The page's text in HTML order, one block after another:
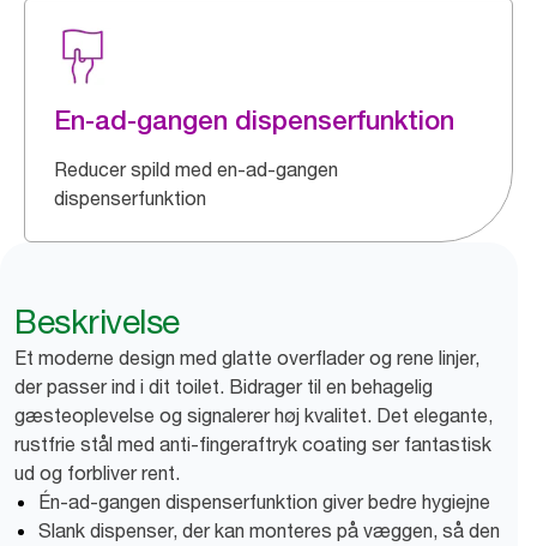
En-ad-gangen dispenserfunktion
Reducer spild med en-ad-gangen
dispenserfunktion
Beskrivelse
Et moderne design med glatte overflader og rene linjer,
der passer ind i dit toilet. Bidrager til en behagelig
gæsteoplevelse og signalerer høj kvalitet. Det elegante,
rustfrie stål med anti-fingeraftryk coating ser fantastisk
ud og forbliver rent.
Én-ad-gangen dispenserfunktion giver bedre hygiejne
Slank dispenser, der kan monteres på væggen, så den